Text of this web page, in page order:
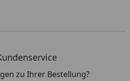
zu Ihrer Bestellung?